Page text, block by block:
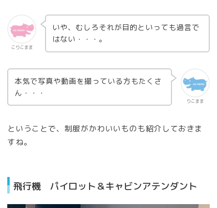
こりこまま
いや、むしろそれが目的といっても過言で
はない・・・。
りこまま
本気で写真や動画を撮っている方もたくさ
ん・・・
ということで、制服がかわいいものも紹介しておきま
すね。
飛行機 パイロット＆キャビンアテンダント